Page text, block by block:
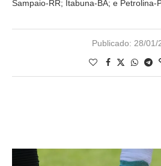
Sampaio-RR; Itabuna-BA; e Petrolina-
Publicado: 28/01/